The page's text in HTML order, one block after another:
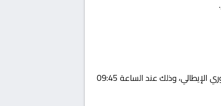
يستضيف اليوم 2026-02-08 لقاءً مرتقبًا يجمع بين يوفنتوس و لاتسيو ضمن منافسات بطولة إيطاليا, الدوري الإيطالي، وذلك عند الساعة 09:45